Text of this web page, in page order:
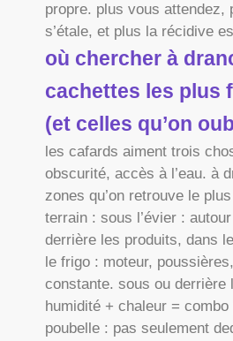
propre. plus vous attendez,
s’étale, et plus la récidive
où chercher à
cachettes les plus
(et celles qu’on
les cafards aiment trois
obscurité, accès à l’eau. à
zones qu’on retrouve le
terrain : sous l’évier :
derrière les produits, dans
le frigo : moteur,
constante. sous ou derrière
humidité + chaleur =
poubelle : pas seulement